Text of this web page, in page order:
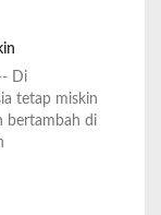
Di
tetap miskin
bertambah di